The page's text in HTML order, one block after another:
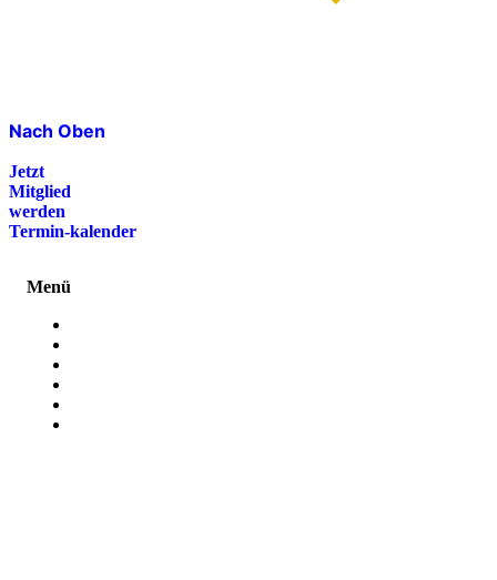
Nach Oben
Jetzt
Mitglied
werden
Termin-kalender
Menü